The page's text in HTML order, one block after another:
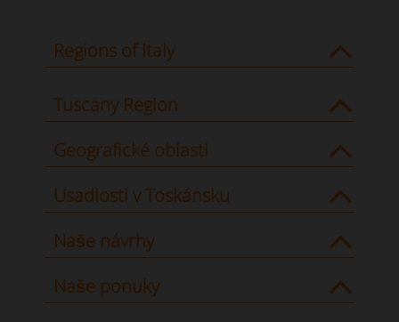
Regions of Italy
Tuscany Region
Geografické oblasti
Usadlosti v Toskánsku
Naše návrhy
Naše ponuky